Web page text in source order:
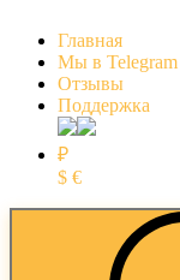
Главная
Мы в Telegram
Отзывы
Поддержка
₽
$ €